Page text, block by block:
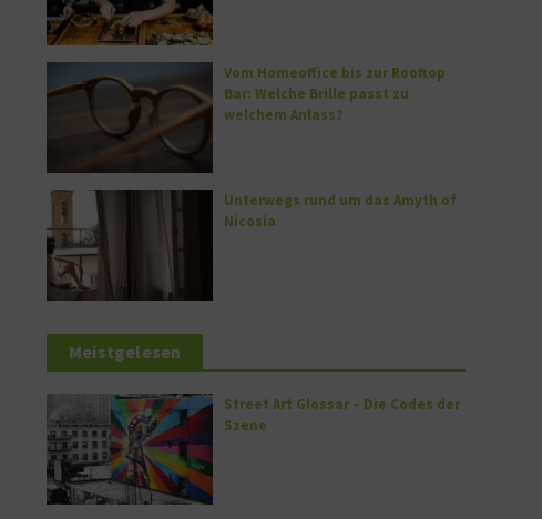
Vom Homeoffice bis zur Rooftop
Bar: Welche Brille passt zu
welchem Anlass?
Unterwegs rund um das Amyth of
Nicosia
Meistgelesen
Street Art Glossar – Die Codes der
Szene